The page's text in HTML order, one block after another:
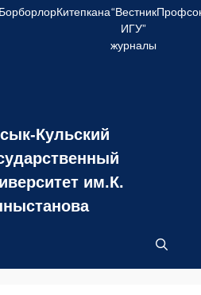
БорборлорКитепкана“Вестник
ИГУ”
журналы
Кульский
им.К.